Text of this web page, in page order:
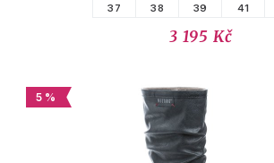
37 38 39 41
3 195 Kč
5 %